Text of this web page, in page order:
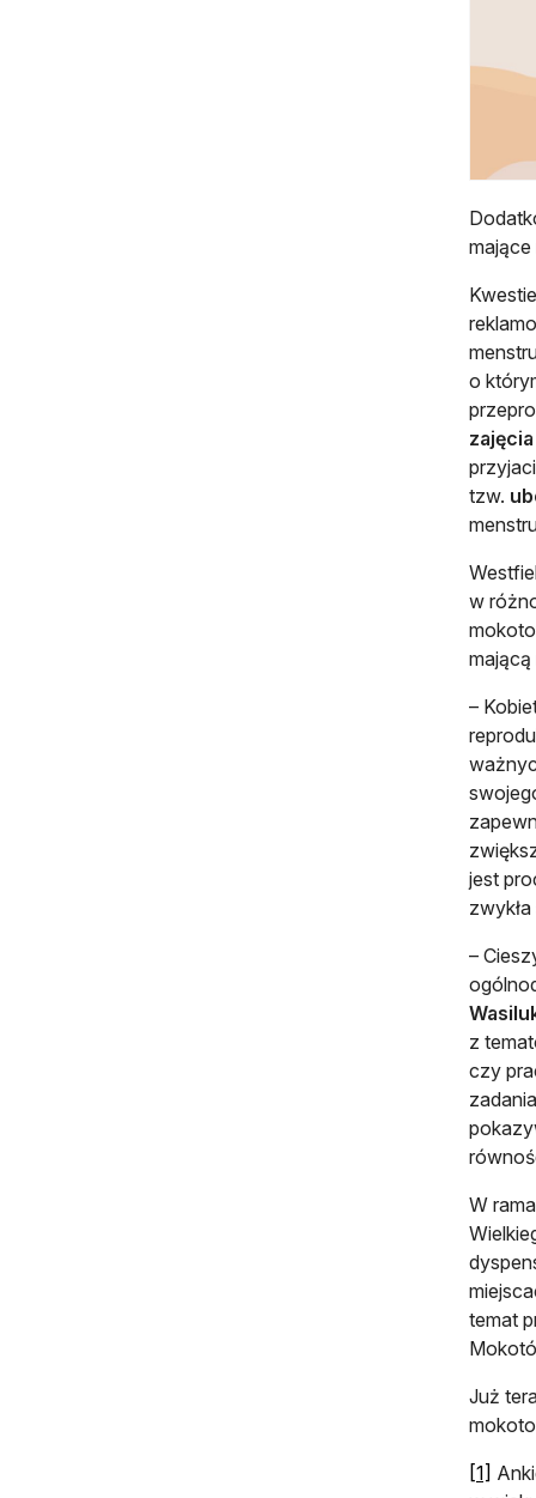
o
tzw.
w
–
jest
–
z
czy
W
temat
Już
[1]